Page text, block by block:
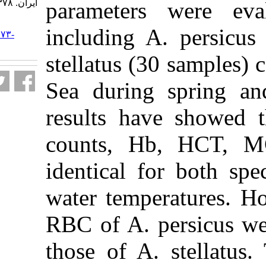
including
stellatus (30
Sea during
results
counts,
identical for
water
RBC of A.
those of A.
http://jifro.ir/article-۱-۳۱۷۳-